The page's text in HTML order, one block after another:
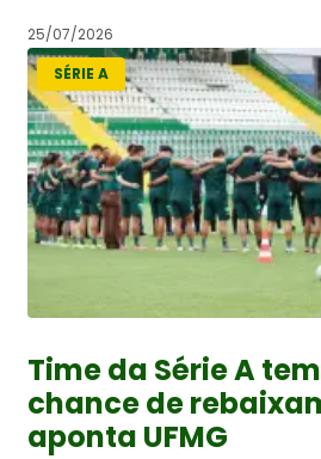
25/07/2026
SÉRIE A
Time da Série A
chance de
aponta UFMG